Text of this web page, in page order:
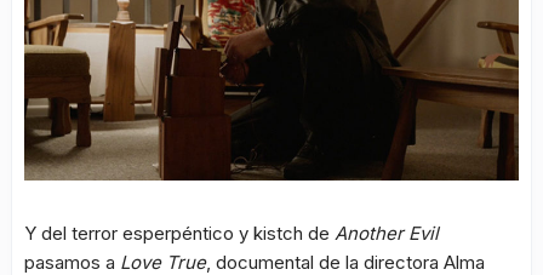
Y del terror esperpéntico y kistch de Another Evil
pasamos a Love True, documental de la directora Alma